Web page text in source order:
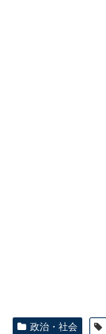
政治・社会